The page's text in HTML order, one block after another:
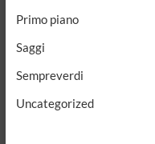
Primo piano
Saggi
Sempreverdi
Uncategorized